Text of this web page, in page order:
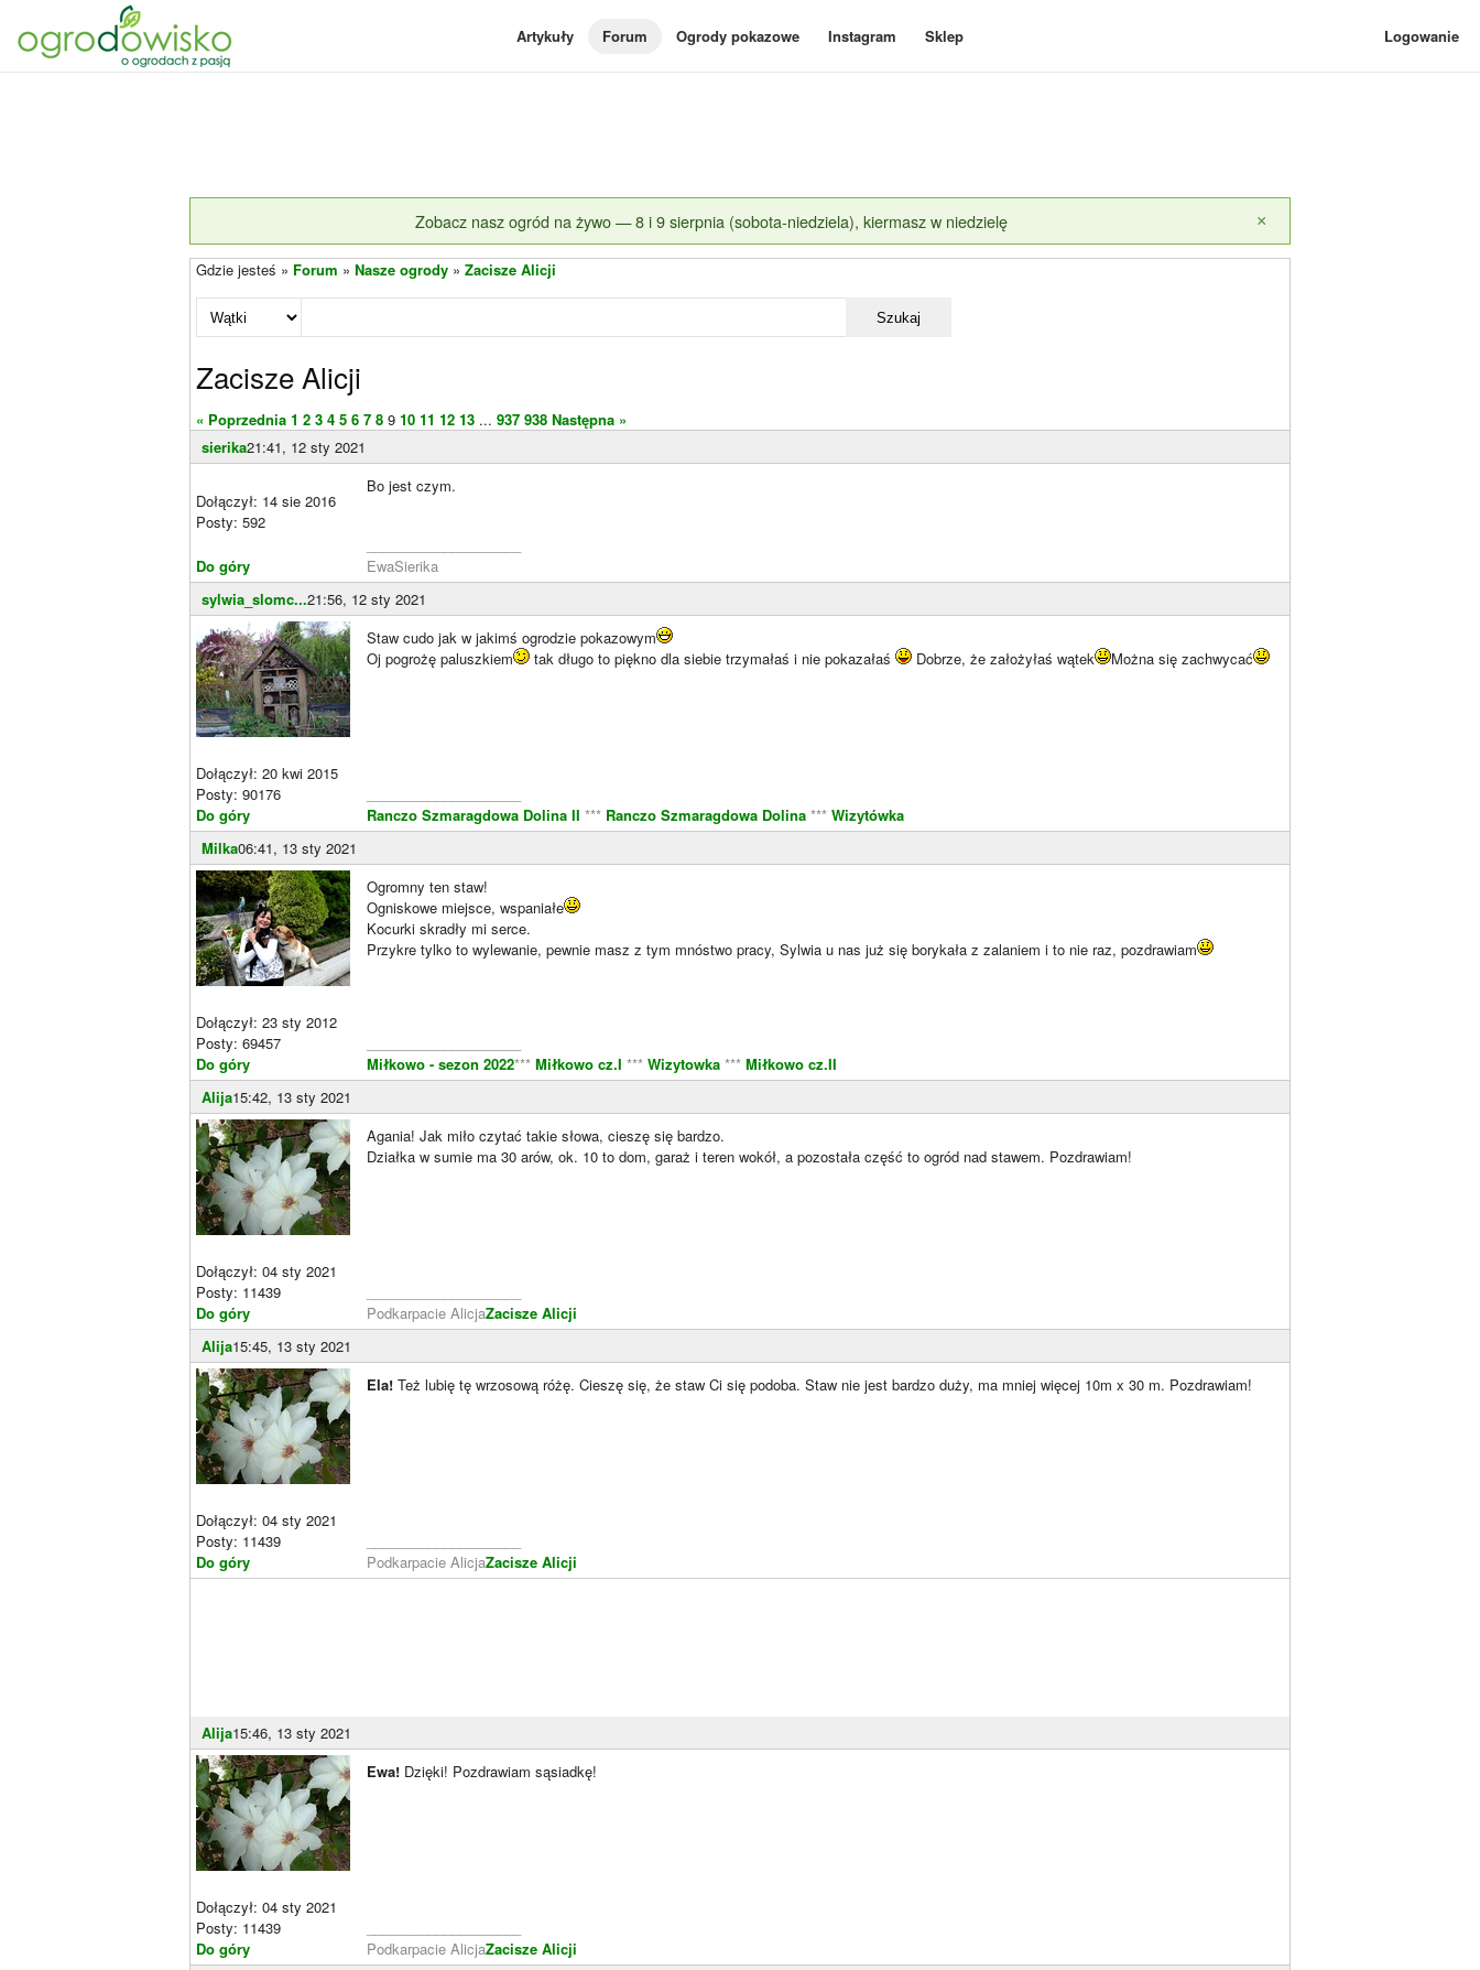
Artykuły Forum Ogrody pokazowe Instagram Sklep Logowanie
Zobacz nasz ogród na żywo — 8 i 9 sierpnia (sobota-niedziela), kiermasz w niedzielę ×
Gdzie jesteś » Forum » Nasze ogrody » Zacisze Alicji
Szukaj
Zacisze Alicji
« Poprzednia 1 2 3 4 5 6 7 8 9 10 11 12 13 ... 937 938 Następna »
sierika21:41, 12 sty 2021
Dołączył: 14 sie 2016
Posty: 592
Do góry
Bo jest czym.
EwaSierika
sylwia_slomc...21:56, 12 sty 2021
Dołączył: 20 kwi 2015
Posty: 90176
Do góry
Staw cudo jak w jakimś ogrodzie pokazowym
Oj pogrożę paluszkiem
tak długo to piękno dla siebie trzymałaś i nie pokazałaś Dobrze, że założyłaś wątek Można się zachwycać
Ranczo Szmaragdowa Dolina II *** Ranczo Szmaragdowa Dolina *** Wizytówka
Milka06:41, 13 sty 2021
Dołączył: 23 sty 2012
Posty: 69457
Do góry
Ogromny ten staw!
Ogniskowe miejsce, wspaniałe
Kocurki skradły mi serce.
Przykre tylko to wylewanie, pewnie masz z tym mnóstwo pracy, Sylwia u nas już się borykała z zalaniem i to nie raz, pozdrawiam
Miłkowo - sezon 2022*** Miłkowo cz.I *** Wizytowka *** Miłkowo cz.II
Alija15:42, 13 sty 2021
Dołączył: 04 sty 2021
Posty: 11439
Do góry
Agania! Jak miło czytać takie słowa, cieszę się bardzo.
Działka w sumie ma 30 arów, ok. 10 to dom, garaż i teren wokół, a pozostała część to ogród nad stawem. Pozdrawiam!
Podkarpacie AlicjaZacisze Alicji
Alija15:45, 13 sty 2021
Dołączył: 04 sty 2021
Posty: 11439
Do góry
Ela! Też lubię tę wrzosową różę. Cieszę się, że staw Ci się podoba. Staw nie jest bardzo duży, ma mniej więcej 10m x 30 m. Pozdrawiam!
Podkarpacie AlicjaZacisze Alicji
Alija15:46, 13 sty 2021
Dołączył: 04 sty 2021
Posty: 11439
Do góry
Ewa! Dzięki! Pozdrawiam sąsiadkę!
Podkarpacie AlicjaZacisze Alicji